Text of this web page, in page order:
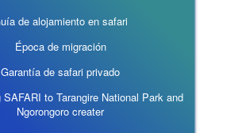
de alojamiento en safari
Época de migración
Garantía de safari privado
to Tarangire National Park and
Ngorongoro creater